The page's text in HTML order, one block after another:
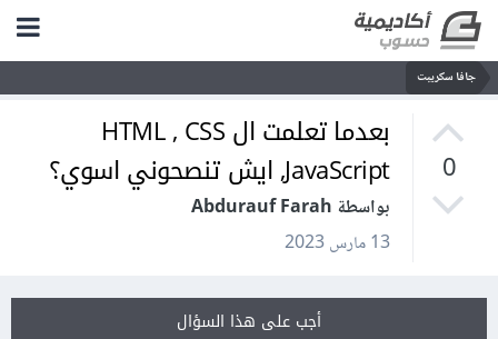
جافا سكريبت
0
بعدما تعلمت ال HTML , CSS
,JavaScript ايش تنصحوني اسوي؟
بواسطة Abdurauf Farah
13 مارس 2023
أجب على هذا السؤال